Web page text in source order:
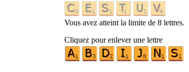
Vous avez atteint la limite de 8 lettres.
Cliquez pour enlever une lettre